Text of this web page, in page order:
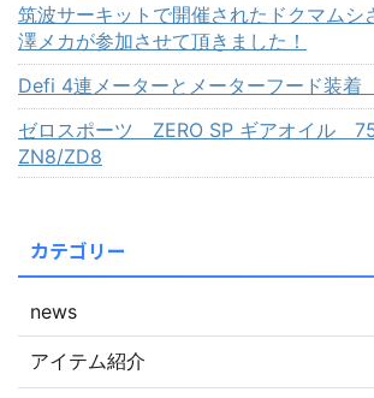
筑波サーキットで開催されたドクマムシ
澤メカが参加させて頂きました！
Defi 4連メーターとメーターフード装
ゼロスポーツ ZERO SP ギアオイル
ZN8/ZD8
カテゴリー
news
アイテム紹介